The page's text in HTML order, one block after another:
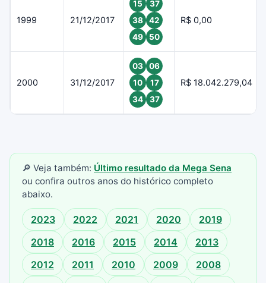
1999 21/12/2017
15
37
38
42
49
50
R$ 0,00
2000 31/12/2017
03
06
10
17
34
37
R$ 18.042.279,04
🔎 Veja também: Último resultado da Mega Sena
ou confira outros anos do histórico completo
abaixo.
2023 2022 2021 2020
2019
2018
2016 2015 2014
2013
2012
2011 2010 2009
2008